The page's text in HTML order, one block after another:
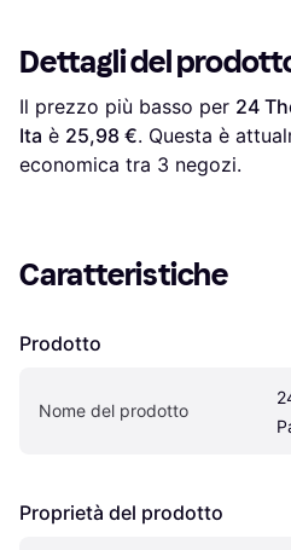
Dettagli del
Il prezzo più basso per 24
Ita è 25,98 €. Questa è
economica tra 3 negozi.
Caratteristiche
Prodotto
Nome del prodotto
Proprietà del prodotto